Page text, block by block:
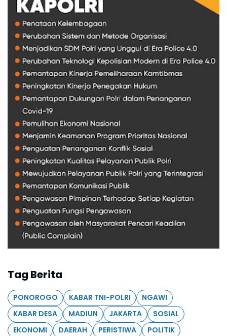
Tag Berita
PONOROGO KABAR TNI-POLRI
NGAWI
KABAR DESA
MADIUN JAKARTA
SOSIAL
EKONOMI
DAERAH PERISTIWA
POLITIK